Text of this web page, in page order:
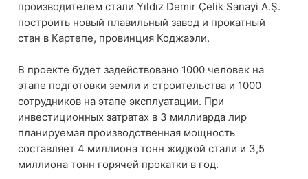
производителем стали Yıldız Demir Çelik Sanayi A.Ş.
построить новый плавильный завод и прокатный
стан в Картепе, провинция Коджаэли.
В проекте будет задействовано 1000 человек на
этапе подготовки земли и строительства и 1000
сотрудников на этапе эксплуатации. При
инвестиционных затратах в 3 миллиарда лир
планируемая производственная мощность
составляет 4 миллиона тонн жидкой стали и 3,5
миллиона тонн горячей прокатки в год.